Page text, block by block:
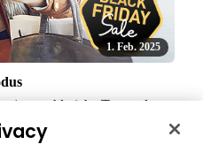
1. Feb. 2025
jetzt zahlreiche Textvorlagen
Workflow effizienter